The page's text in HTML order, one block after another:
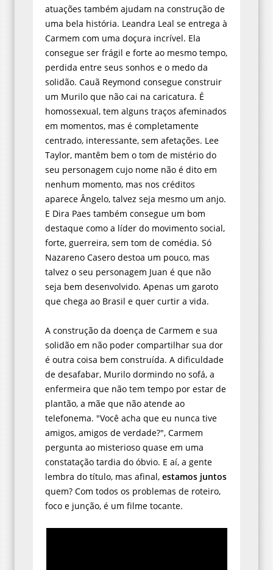
atuações também ajudam na construção de
uma bela história. Leandra Leal se entrega à
Carmem com uma doçura incrível. Ela
consegue ser frágil e forte ao mesmo tempo,
perdida entre seus sonhos e o medo da
solidão. Cauã Reymond consegue construir
um Murilo que não cai na caricatura. É
homossexual, tem alguns traços afeminados
em momentos, mas é completamente
centrado, interessante, sem afetações. Lee
Taylor, mantêm bem o tom de mistério do
seu personagem cujo nome não é dito em
nenhum momento, mas nos créditos
aparece Ângelo, talvez seja mesmo um anjo.
E Dira Paes também consegue um bom
destaque como a líder do movimento social,
forte, guerreira, sem tom de comédia. Só
Nazareno Casero destoa um pouco, mas
talvez o seu personagem Juan é que não
seja bem desenvolvido. Apenas um garoto
que chega ao Brasil e quer curtir a vida.
A construção da doença de Carmem e sua
solidão em não poder compartilhar sua dor
é outra coisa bem construída. A dificuldade
de desafabar, Murilo dormindo no sofá, a
enfermeira que não tem tempo por estar de
plantão, a mãe que não atende ao
telefonema. "Você acha que eu nunca tive
amigos, amigos de verdade?", Carmem
pergunta ao misterioso quase em uma
constatação tardia do óbvio. E aí, a gente
lembra do título, mas afinal, estamos juntos
quem? Com todos os problemas de roteiro,
foco e junção, é um filme tocante.